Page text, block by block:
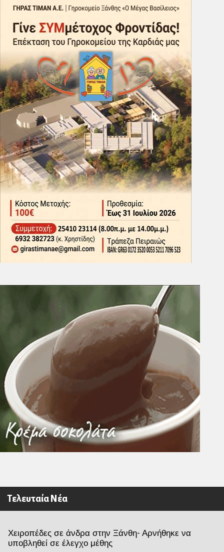
Τελευταία Νέα
Χειροπέδες σε άνδρα στην Ξάνθη- Αρνήθηκε να
υποβληθεί σε έλεγχο μέθης